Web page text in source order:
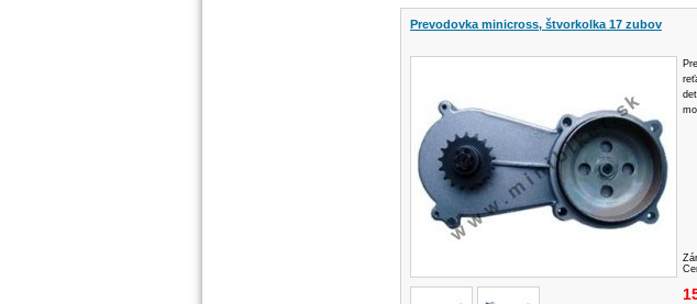
Prevodovka minicross, štvorkolka 17 zubov